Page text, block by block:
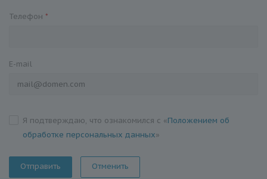
Телефон *
E-mail
Я подтверждаю, что ознакомился с «Положением об
обработке персональных данных»
Отменить